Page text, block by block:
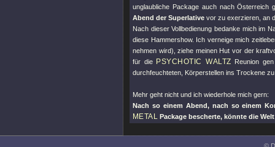
unglaubliche Package auch nach
Abend der Superlative vor zu exerzieren, an
Nach dieser Vollbedienung bedanke mich im
diese Hammershow. Ich verneige mich
nehmen wird), ziehe meinen Hut vor der
für die PSYCHOTIC WALTZ Reunion
durchfeuchteten, Körperstellen ins Trockene
Mehr geht nicht und ich wiederhole mich gern:
Nach so einem Abend, nach so einem
METAL Package bescherte, könnte die